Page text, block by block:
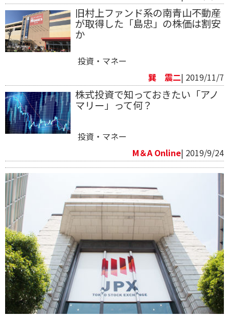
旧村上ファンド系の南青山不動産
が取得した「島忠」の株価は割安
か
投資・マネー
巽 震二| 2019/11/7
株式投資で知っておきたい「アノ
マリー」って何？
投資・マネー
M＆A Online| 2019/9/24